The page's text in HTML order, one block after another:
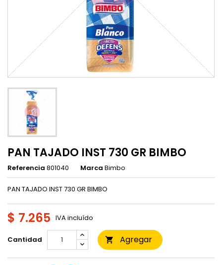
PAN TAJADO INST 730 GR BIMBO
Referencia 801040 Marca Bimbo
PAN TAJADO INST 730 GR BIMBO
$ 7.265 IVA incluído
Cantidad  Agregar